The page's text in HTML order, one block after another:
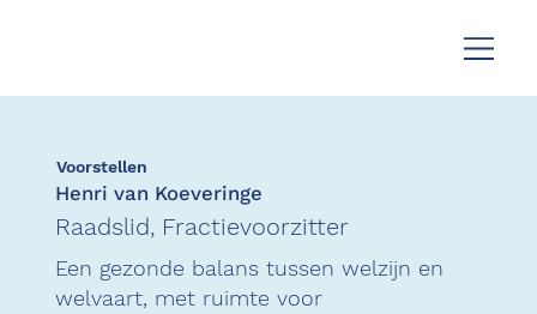
Voorstellen
Henri van Koeveringe
Raadslid, Fractievoorzitter
Een gezonde balans tussen welzijn en
welvaart, met ruimte voor